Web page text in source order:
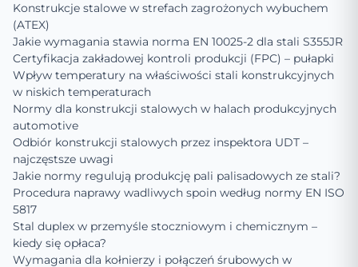
Konstrukcje stalowe w strefach zagrożonych wybuchem
(ATEX)
Jakie wymagania stawia norma EN 10025-2 dla stali S355JR
Certyfikacja zakładowej kontroli produkcji (FPC) – pułapki
Wpływ temperatury na właściwości stali konstrukcyjnych
w niskich temperaturach
Normy dla konstrukcji stalowych w halach produkcyjnych
automotive
Odbiór konstrukcji stalowych przez inspektora UDT –
najczęstsze uwagi
Jakie normy regulują produkcję pali palisadowych ze stali?
Procedura naprawy wadliwych spoin według normy EN ISO
5817
Stal duplex w przemyśle stoczniowym i chemicznym –
kiedy się opłaca?
Wymagania dla kołnierzy i połączeń śrubowych w